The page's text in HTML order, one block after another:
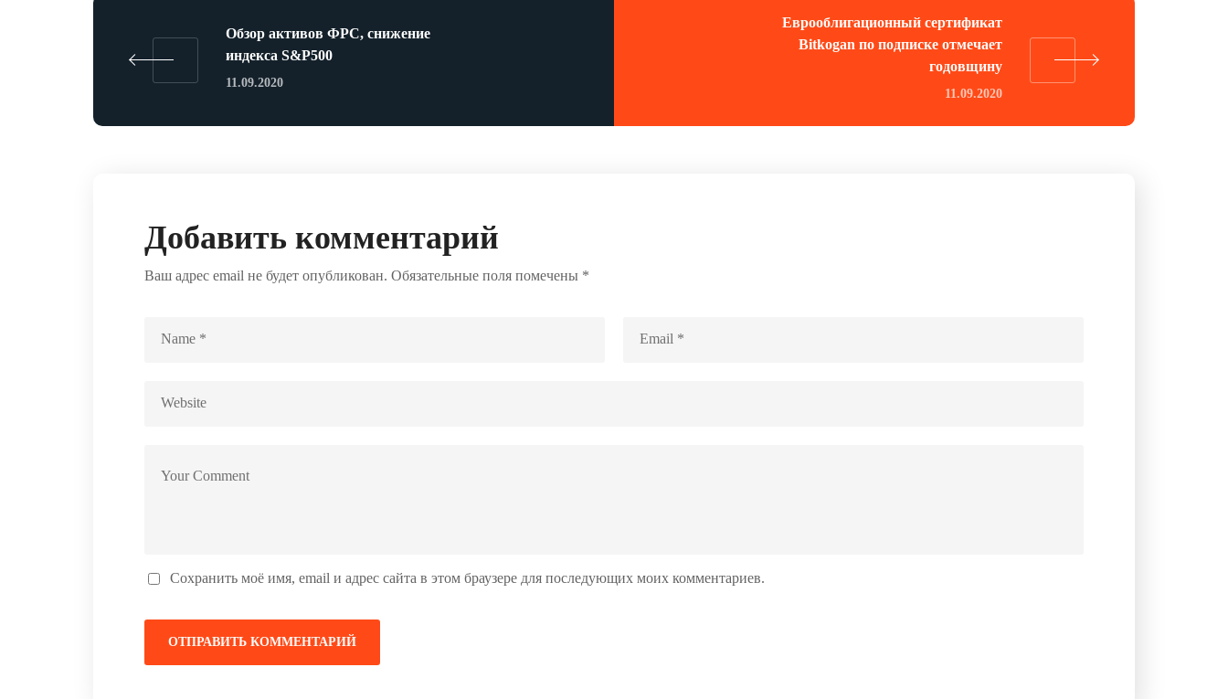
Обзор активов ФРС, снижение
индекса S&P500
11.09.2020
Еврооблигационный сертификат
Bitkogan по подписке отмечает
годовщину
11.09.2020
Добавить комментарий
Ваш адрес email не будет опубликован. Обязательные поля помечены *
Сохранить моё имя, email и адрес сайта в этом браузере для последующих моих комментариев.